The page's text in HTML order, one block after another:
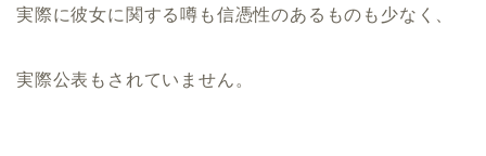
実際に彼女に関する噂も信憑性のあるものも少なく、
実際公表もされていません。